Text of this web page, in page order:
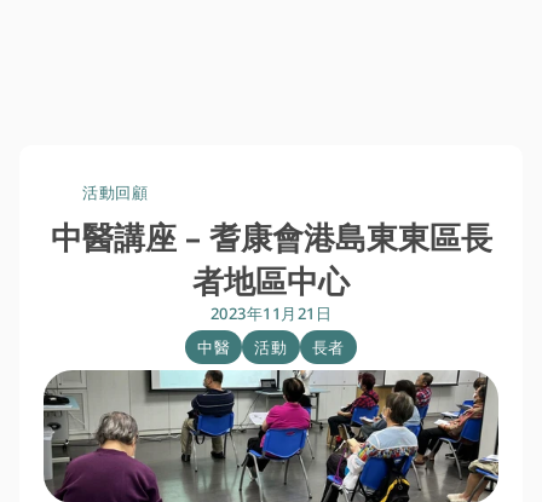
活動回顧
中醫講座 – 耆康會港島東東區長
者地區中心
2023年11月21日
中醫
活動 長者